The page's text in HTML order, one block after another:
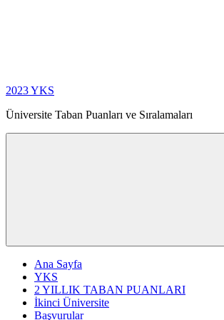
2023 YKS
Üniversite Taban Puanları ve Sıralamaları
Ana Sayfa
YKS
2 YILLIK TABAN PUANLARI
İkinci Üniversite
Başvurular